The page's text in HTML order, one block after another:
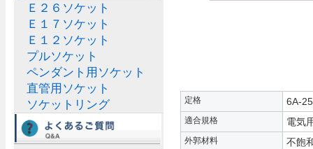
定格 6A-
適合規格 電気
外郭材料 不飽
Ｅ２６ソケット
Ｅ１７ソケット
Ｅ１２ソケット
プルソケット
ペンダント用ソケット
直管用ソケット
ソケットリング